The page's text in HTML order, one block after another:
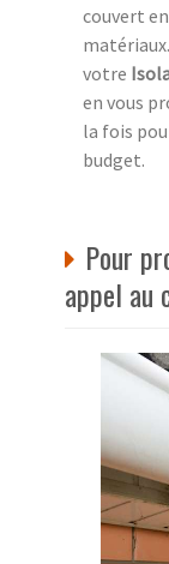
couvert en
votre
en vous
la fois
budget.
Pour
appel au